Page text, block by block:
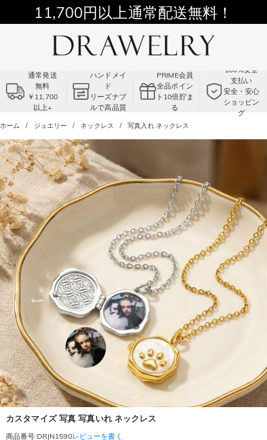
11,700円以上通常配送無料！
Summer Sale!! |3点以上で15％OFF！
コード:VS2
通常発送
無料
￥11,700
以上+
ハンドメイ
ド
リーズナブ
ルで高品質
PRIME会員
全品ポイン
ト10倍貯ま
る
100%安全
支払い
安全・安心
ショッピン
グ
ホーム ジュエリー ネックレス 写真入れ ネックレス
カスタマイズ 写真 写真いれ ネックレス
商品番号:DRJN1590レビューを書く